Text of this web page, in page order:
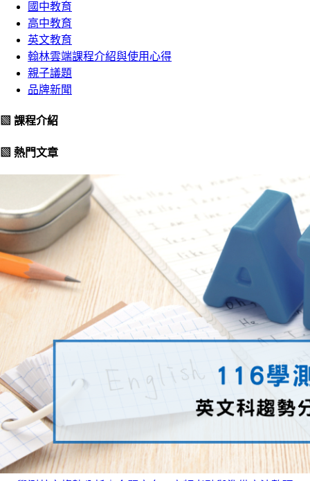
國中教育
高中教育
英文教育
翰林雲端課程介紹與使用心得
親子議題
品牌新聞
▧ 課程介紹
▧ 熱門文章